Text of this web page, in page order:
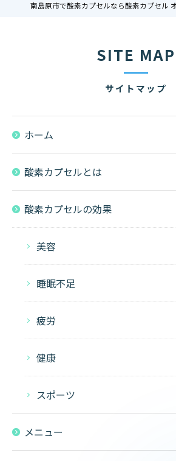
サイトマップ
SITE MAP
ホーム
酸素カプセルとは
酸素カプセルの効果
美容
睡眠不足
疲労
健康
スポーツ
メニュー